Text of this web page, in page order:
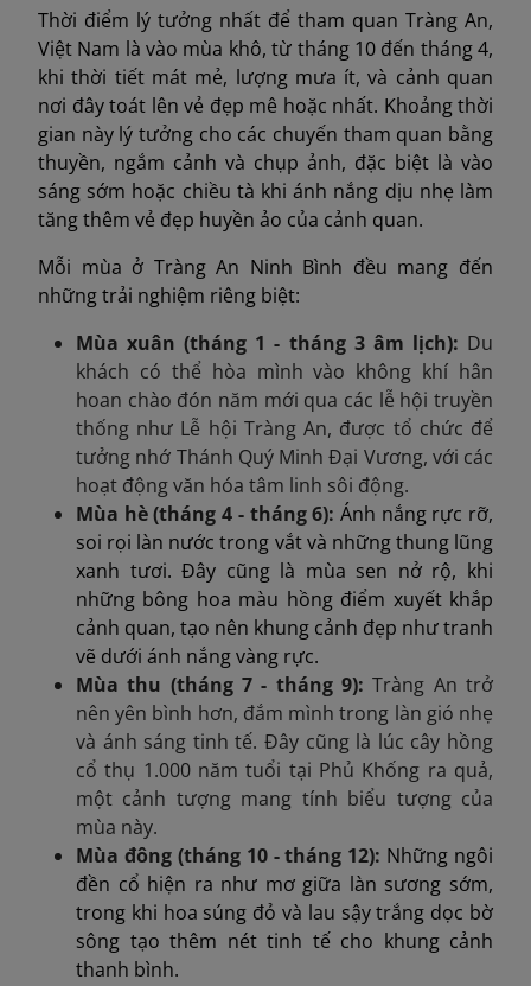
Thời điểm lý tưởng nhất để tham quan Tràng An,
Việt Nam là vào mùa khô, từ tháng 10 đến tháng 4,
khi thời tiết mát mẻ, lượng mưa ít, và cảnh quan
nơi đây toát lên vẻ đẹp mê hoặc nhất. Khoảng thời
gian này lý tưởng cho các chuyến tham quan bằng
thuyền, ngắm cảnh và chụp ảnh, đặc biệt là vào
sáng sớm hoặc chiều tà khi ánh nắng dịu nhẹ làm
tăng thêm vẻ đẹp huyền ảo của cảnh quan.
Mỗi mùa ở Tràng An Ninh Bình đều mang đến
những trải nghiệm riêng biệt:
Mùa xuân (tháng 1 - tháng 3 âm lịch): Du
khách có thể hòa mình vào không khí hân
hoan chào đón năm mới qua các lễ hội truyền
thống như Lễ hội Tràng An, được tổ chức để
tưởng nhớ Thánh Quý Minh Đại Vương, với các
hoạt động văn hóa tâm linh sôi động.
Mùa hè (tháng 4 - tháng 6): Ánh nắng rực rỡ,
soi rọi làn nước trong vắt và những thung lũng
xanh tươi. Đây cũng là mùa sen nở rộ, khi
những bông hoa màu hồng điểm xuyết khắp
cảnh quan, tạo nên khung cảnh đẹp như tranh
vẽ dưới ánh nắng vàng rực.
Mùa thu (tháng 7 - tháng 9):Tràng An trở
nên yên bình hơn, đắm mình trong làn gió nhẹ
và ánh sáng tinh tế. Đây cũng là lúc cây hồng
cổ thụ 1.000 năm tuổi tại Phủ Khống ra quả,
một cảnh tượng mang tính biểu tượng của
mùa này.
Mùa đông (tháng 10 - tháng 12): Những ngôi
đền cổ hiện ra như mơ giữa làn sương sớm,
trong khi hoa súng đỏ và lau sậy trắng dọc bờ
sông tạo thêm nét tinh tế cho khung cảnh
thanh bình.